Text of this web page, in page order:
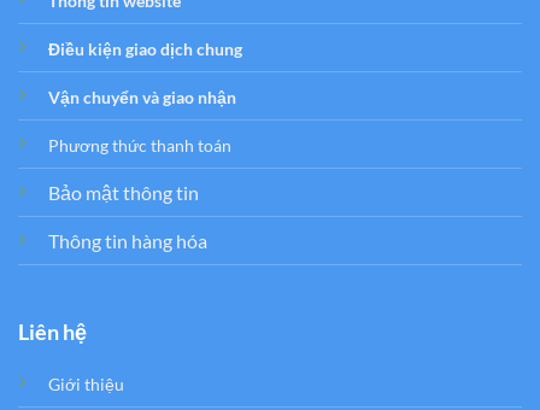
Điều kiện giao dịch chung
Vận chuyển và giao nhận
Phương thức thanh toán
Bảo mật thông tin
Thông tin hàng hóa
Liên hệ
Giới thiệu